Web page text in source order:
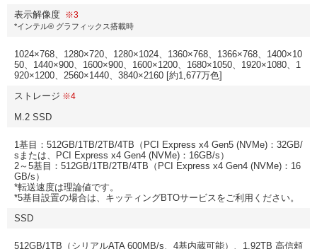
表示解像度 ※3
*インテル® グラフィックス搭載時
1024×768、1280×720、1280×1024、1360×768、1366×768、1400×10
50、1440×900、1600×900、1600×1200、1680×1050、1920×1080、1
920×1200、2560×1440、3840×2160 [約1,677万色]
ストレージ ※4
M.2 SSD
1基目：512GB/1TB/2TB/4TB（PCI Express x4 Gen5 (NVMe)：32GB/
sまたは、PCI Express x4 Gen4 (NVMe)：16GB/s）
2～5基目：512GB/1TB/2TB/4TB（PCI Express x4 Gen4 (NVMe)：16
GB/s）
*転送速度は理論値です。
*5基目設置の場合は、キッティングBTOサービスをご利用ください。
SSD
512GB/1TB（シリアルATA 600MB/s、4基内蔵可能）、1.92TB 高信頼